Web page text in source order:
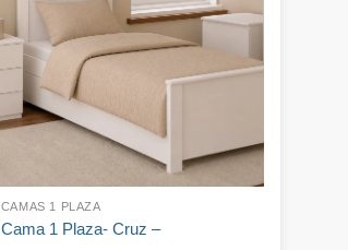
CAMAS 1 PLAZA
Cama 1 Plaza- Cruz –